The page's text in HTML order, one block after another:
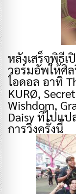
หลังเสร็จพิธีเ
วอร์มอัพให้ศิ
ไอดอล อาทิ
KURØ,
Wishdom,
Daisy ที่ไปแ
การวิ่งครั้งนี้